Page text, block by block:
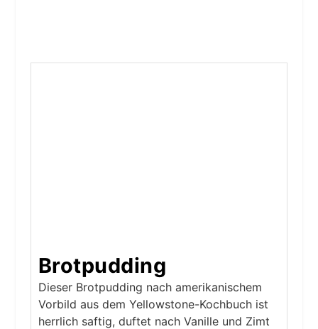
Brotpudding
Dieser Brotpudding nach amerikanischem
Vorbild aus dem Yellowstone-Kochbuch ist
herrlich saftig, duftet nach Vanille und Zimt